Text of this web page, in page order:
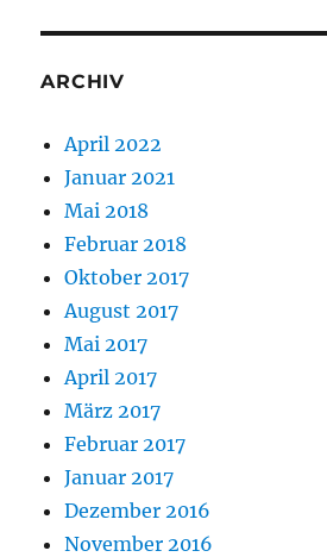
ARCHIV
April 2022
Januar 2021
Mai 2018
Februar 2018
Oktober 2017
August 2017
Mai 2017
April 2017
März 2017
Februar 2017
Januar 2017
Dezember 2016
November 2016